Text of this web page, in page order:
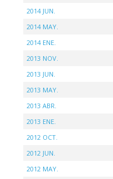
2014 JUN.
2014 MAY.
2014 ENE.
2013 NOV.
2013 JUN.
2013 MAY.
2013 ABR.
2013 ENE.
2012 OCT.
2012 JUN.
2012 MAY.